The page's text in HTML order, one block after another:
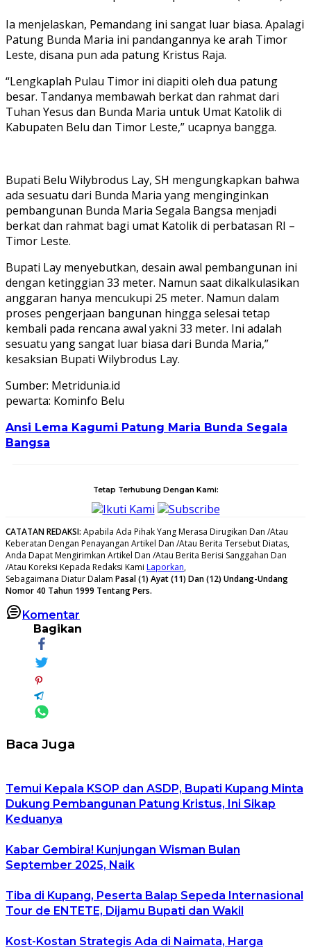
Ia menjelaskan, Pemandang ini sangat luar biasa. Apalagi
Patung Bunda Maria ini pandangannya ke arah Timor
Leste, disana pun ada patung Kristus Raja.
“Lengkaplah Pulau Timor ini diapiti oleh dua patung
besar. Tandanya membawah berkat dan rahmat dari
Tuhan Yesus dan Bunda Maria untuk Umat Katolik di
Kabupaten Belu dan Timor Leste,” ucapnya bangga.
Bupati Belu Wilybrodus Lay, SH mengungkapkan bahwa
ada sesuatu dari Bunda Maria yang menginginkan
pembangunan Bunda Maria Segala Bangsa menjadi
berkat dan rahmat bagi umat Katolik di perbatasan RI –
Timor Leste.
Bupati Lay menyebutkan, desain awal pembangunan ini
dengan ketinggian 33 meter. Namun saat dikalkulasikan
anggaran hanya mencukupi 25 meter. Namun dalam
proses pengerjaan bangunan hingga selesai tetap
kembali pada rencana awal yakni 33 meter. Ini adalah
sesuatu yang sangat luar biasa dari Bunda Maria,”
kesaksian Bupati Wilybrodus Lay.
Sumber: Metridunia.id
pewarta: Kominfo Belu
Ansi Lema Kagumi Patung Maria Bunda Segala
Bangsa
Tetap Terhubung Dengan Kami:
Ikuti Kami Subscribe
CATATAN REDAKSI: Apabila Ada Pihak Yang Merasa Dirugikan Dan /Atau
Keberatan Dengan Penayangan Artikel Dan /Atau Berita Tersebut Diatas,
Anda Dapat Mengirimkan Artikel Dan /Atau Berita Berisi Sanggahan Dan
/Atau Koreksi Kepada Redaksi Kami Laporkan,
Sebagaimana Diatur Dalam Pasal (1) Ayat (11) Dan (12) Undang-Undang
Nomor 40 Tahun 1999 Tentang Pers.
Komentar
Bagikan
Baca Juga
Temui Kepala KSOP dan ASDP, Bupati Kupang Minta
Dukung Pembangunan Patung Kristus, Ini Sikap
Keduanya
Kabar Gembira! Kunjungan Wisman Bulan
September 2025, Naik
Tiba di Kupang, Peserta Balap Sepeda Internasional
Tour de ENTETE, Dijamu Bupati dan Wakil
Kost-Kostan Strategis Ada di Naimata, Harga